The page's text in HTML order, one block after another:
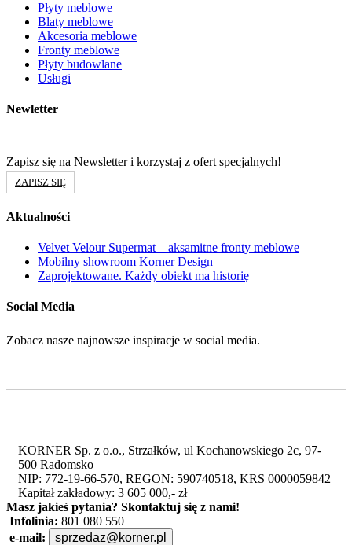
Płyty meblowe
Blaty meblowe
Akcesoria meblowe
Fronty meblowe
Płyty budowlane
Usługi
Newletter
Zapisz się na Newsletter i korzystaj z ofert specjalnych!
ZAPISZ SIĘ
Aktualności
Velvet Velour Supermat – aksamitne fronty meblowe
Mobilny showroom Korner Design
Zaprojektowane. Każdy obiekt ma historię
Social Media
Zobacz nasze najnowsze inspiracje w social media.
KORNER Sp. z o.o., Strzałków, ul Kochanowskiego 2c, 97-
500 Radomsko
NIP: 772-19-66-570, REGON: 590740518, KRS 0000059842
Kapitał zakładowy: 3 605 000,- zł
Masz jakieś pytania? Skontaktuj się z nami!
Infolinia: 801 080 550
e-mail:
sprzedaz@korner.pl